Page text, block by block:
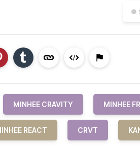
●
MINHEE CRAVITY MINHEE
REACT CRVT